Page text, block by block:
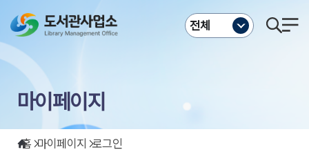
전체
마이페이지
홈 마이페이지 로그인